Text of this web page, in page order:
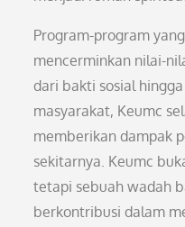
Program-program
mencerminkan nilai-
dari bakti sosial
masyarakat, Keumc
memberikan dampak
sekitarnya. Keumc
tetapi sebuah wadah
berkontribusi dalam